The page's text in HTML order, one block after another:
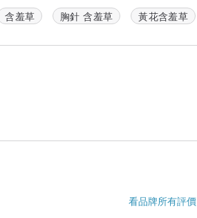
含羞草 胸針 含羞草 黃花含羞草
看品牌所有評價